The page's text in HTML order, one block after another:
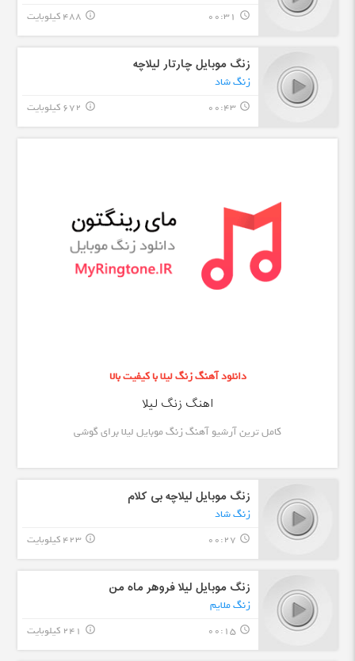
query_builder
00:31 488 کیلوبایت info_outline
زنگ موبایل چارتار لیلاچه
زنگ شاد
query_builder
00:43 672 کیلوبایت info_outline
دانلود آهنگ زنگ لیلا با کیفیت بالا
اهنگ زنگ لیلا
کامل ترین آرشیو آهنگ زنگ موبایل لیلا برای گوشی
زنگ موبایل لیلاچه بی کلام
زنگ شاد
query_builder
00:27 423 کیلوبایت info_outline
زنگ موبایل لیلا فروهر ماه من
زنگ ملایم
query_builder
00:15 241 کیلوبایت info_outline